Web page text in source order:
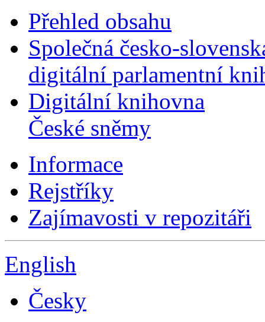
Přehled obsahu
Společná česko-
digitální parlamentní
Digitální knihovna
České sněmy
Informace
Rejstříky
Zajímavosti v repozitáři
English
Česky